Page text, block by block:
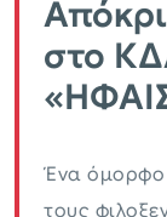
στο
Ένα όμορφο
τους